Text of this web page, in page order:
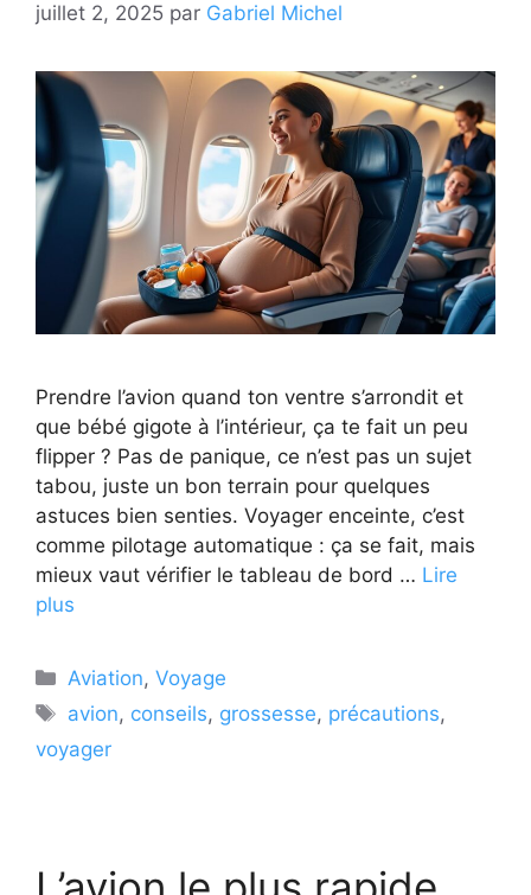
juillet 2, 2025 par Gabriel Michel
Prendre l’avion quand ton ventre s’arrondit et
que bébé gigote à l’intérieur, ça te fait un peu
flipper ? Pas de panique, ce n’est pas un sujet
tabou, juste un bon terrain pour quelques
astuces bien senties. Voyager enceinte, c’est
comme pilotage automatique : ça se fait, mais
mieux vaut vérifier le tableau de bord … Lire
plus
Catégories
Aviation,Voyage
Étiquettes
avion, conseils, grossesse, précautions,
voyager